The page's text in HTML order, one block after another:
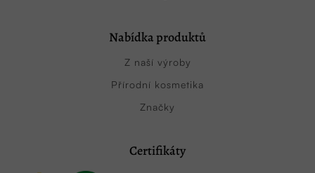
Nabídka produktů
Z naší výroby
Přírodní kosmetika
Značky
Certifikáty